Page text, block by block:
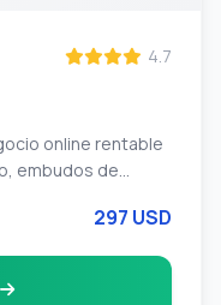
4.7
online rentable
embudos de
297 USD